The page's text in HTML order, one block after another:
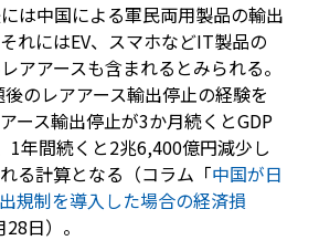
は中国による軍民両用製品の輸出
れにはEV、スマホなどIT製品の
アアースも含まれるとみられる。
のレアアース輸出停止の経験を
ース輸出停止が3か月続くとGDP
1年間続くと2兆6,400億円減少し
る計算となる（コラム「中国が日
規制を導入した場合の経済損
日）。